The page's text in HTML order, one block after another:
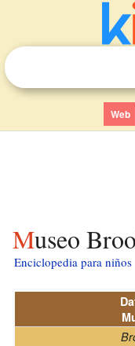
Web
Museo
Enciclopedia para niños